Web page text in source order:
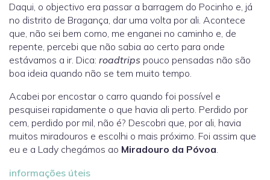
Daqui, o objectivo era passar a barragem do Pocinho e, já
no distrito de Bragança, dar uma volta por ali. Acontece
que, não sei bem como, me enganei no caminho e, de
repente, percebi que não sabia ao certo para onde
estávamos a ir. Dica: roadtrips pouco pensadas não são
boa ideia quando não se tem muito tempo.
Acabei por encostar o carro quando foi possível e
pesquisei rapidamente o que havia ali perto. Perdido por
cem, perdido por mil, não é? Descobri que, por ali, havia
muitos miradouros e escolhi o mais próximo. Foi assim que
eu e a Lady chegámos ao Miradouro da Póvoa.
informações úteis